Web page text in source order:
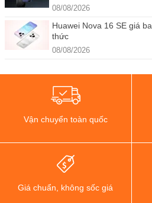
08/08/2026
Huawei Nova 16 SE giá
thức
08/08/2026
Vận chuyển toàn quốc
Giá chuẩn, không sốc giá